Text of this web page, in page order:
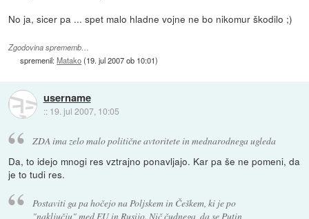
No ja, sicer pa ... spet malo hladne vojne ne bo nikomur škodilo ;)
Zgodovina sprememb…
spremenil:Matako(19. jul 2007 ob 10:01)
username
:: 19. jul 2007, 10:05
ZDA ima zelo malo politične avtoritete in mednarodnega ugleda
Da, to idejo mnogi res vztrajno ponavljajo. Kar pa še ne pomeni, da
je to tudi res.
Postaviti ga pa hočejo na Poljskem in Češkem, ki je po
"naključju" med EU in Rusijo. Nič čudnega, da se Putin